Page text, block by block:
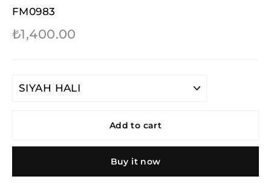
FM0983
Regular
₺1,400.00
Add to cart
Buy it now